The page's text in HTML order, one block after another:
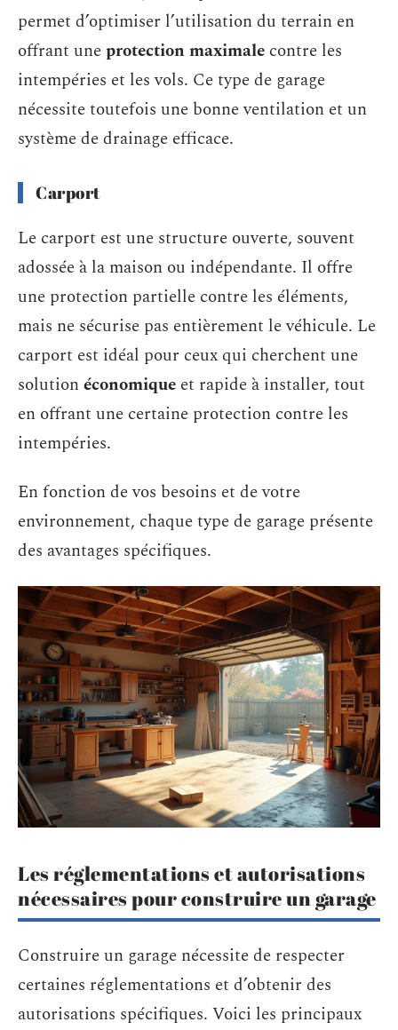
permet d’optimiser l’utilisation du terrain en
offrant uneprotection maximale contre les
intempéries et les vols. Ce type de garage
nécessite toutefois une bonne ventilation et un
système de drainage efficace.
Carport
Le carport est une structure ouverte, souvent
adossée à la maison ou indépendante. Il offre
une protection partielle contre les éléments,
mais ne sécurise pas entièrement le véhicule. Le
carport est idéal pour ceux qui cherchent une
solutionéconomique et rapide à installer, tout
en offrant une certaine protection contre les
intempéries.
En fonction de vos besoins et de votre
environnement, chaque type de garage présente
des avantages spécifiques.
Les réglementations et autorisations
nécessaires pour construire un garage
Construire un garage nécessite de respecter
certaines réglementations et d’obtenir des
autorisations spécifiques. Voici les principaux